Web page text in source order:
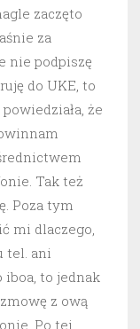
zaczęto
za
nie podpiszę
do UKE, to
że
Tak też
Poza tym
mi dlaczego,
tel. ani
to jednak
z ową
Po tej